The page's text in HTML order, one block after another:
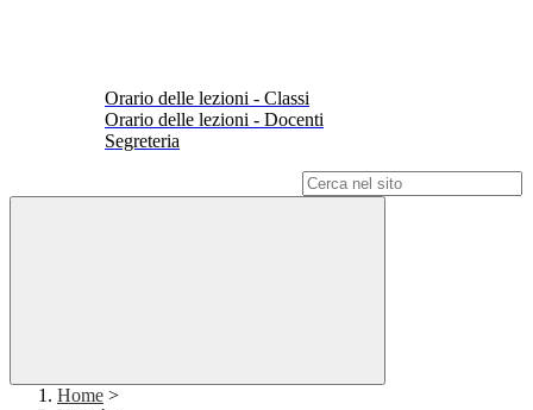
Orario delle lezioni - Classi
Orario delle lezioni - Docenti
Segreteria
Home >